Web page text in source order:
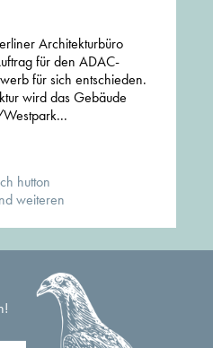
Architekturbüro
für den ADAC-
für sich entschieden.
wird das Gebäude
hutton
weiteren